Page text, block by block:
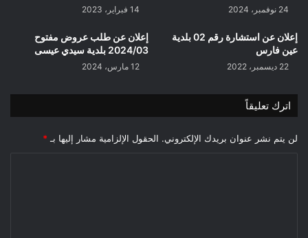
24 نوفمبر، 2024 14 فبراير، 2023
إعلان عن استشارة رقم 02 بلدية
عين فارس
22 ديسمبر، 2022
إعلان عن طلب عروض مفتوح
2024/03 بلدية سيدي عيسى
12 مارس، 2024
اترك تعليقاً
لن يتم نشر عنوان بريدك الإلكتروني. الحقول الإلزامية مشار إليها بـ *